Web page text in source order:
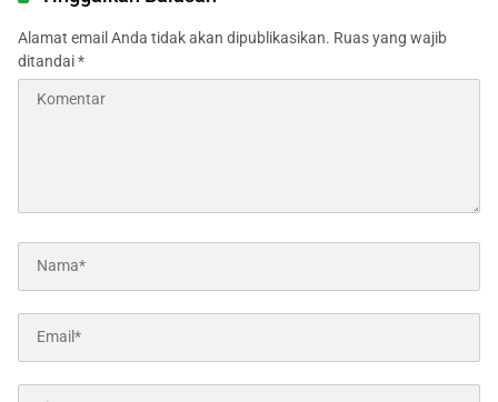
Alamat email Anda tidak akan dipublikasikan. Ruas yang wajib
ditandai*